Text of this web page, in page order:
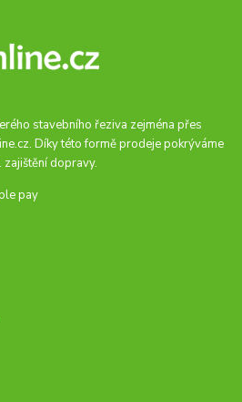
stavebního řeziva zejména přes
. Díky této formě prodeje pokrýváme
zajištění dopravy.